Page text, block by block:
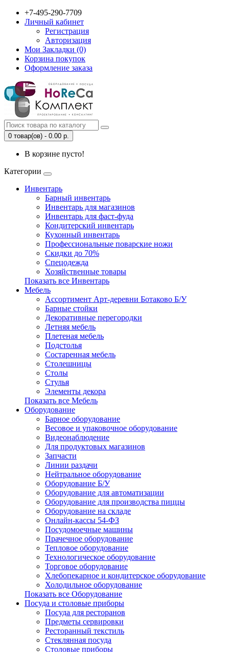
+7-495-290-7709
Личный кабинет
Регистрация
Авторизация
Мои Закладки (0)
Корзина покупок
Оформление заказа
0 товар(ов) - 0.00 р.
В корзине пусто!
Категории
Инвентарь
Барный инвентарь
Инвентарь для магазинов
Инвентарь для фаст-фуда
Кондитерский инвентарь
Кухонный инвентарь
Профессиональные поварские ножи
Скидки до 70%
Спецодежда
Хозяйственные товары
Показать все Инвентарь
Мебель
Ассортимент Арт-деревни Ботаково Б/У
Барные стойки
Декоративные перегородки
Летняя мебель
Плетеная мебель
Подстолья
Состаренная мебель
Столешницы
Столы
Стулья
Элементы декора
Показать все Мебель
Оборудование
Барное оборудование
Весовое и упаковочное оборудование
Видеонаблюдение
Для продуктовых магазинов
Запчасти
Линии раздачи
Нейтральное оборудование
Оборудование Б/У
Оборудование для автоматизации
Оборудование для производства пиццы
Оборудование на складе
Онлайн-кассы 54-ФЗ
Посудомоечные машины
Прачечное оборудование
Тепловое оборудование
Технологическое оборудование
Торговое оборудование
Хлебопекарное и кондитерское оборудование
Холодильное оборудование
Показать все Оборудование
Посуда и столовые приборы
Посуда для ресторанов
Предметы сервировки
Ресторанный текстиль
Стеклянная посуда
Столовые приборы